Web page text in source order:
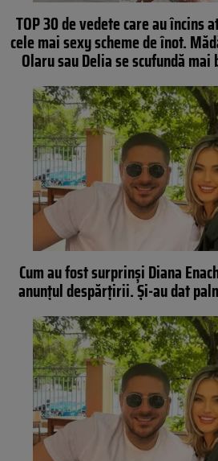
TOP 30 de vedete care au încins
cele mai sexy scheme de înot.
Olaru sau Delia se scufundă
Cum au fost surprinși Diana
anunțul despărțirii. Și-au dat